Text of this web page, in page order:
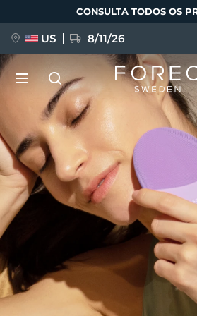
principal
CONSULTA TODOS OS
US 8/11/26
As
NOVIDADE
FAQ™ Pure Beauty-Tech Elixir
BREAKING NEWS
issa™ Teeth Whitening Set
Idioma
English Deutsch
Français
Italiano
Svenska
Türkçe
简体中文